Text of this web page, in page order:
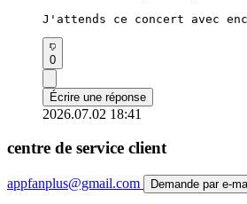
J'attends ce concert avec
0
Écrire une réponse
2026.07.02 18:41
centre de service client
appfanplus@gmail.com Demande par e-